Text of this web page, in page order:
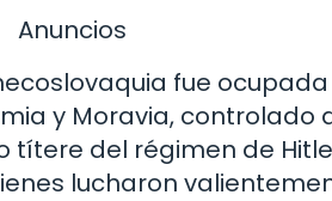
Anuncios
fue
y Moravia, controlado
títere del régimen de
lucharon